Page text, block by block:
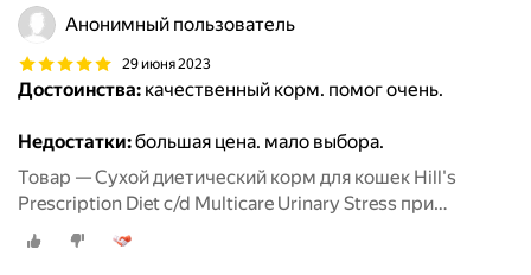
Анонимный пользователь
29 июня 2023
Достоинства: качественный корм. помог очень.
Недостатки:большая цена. мало выбора.
Товар — Сухой диетический корм для кошек Hill's
Prescription Diet c/d Multicare Urinary Stress при
профилактике цистита и мочекаменной болезни (мкб),
в том числе вызванные стрессом, с курицей 400 г